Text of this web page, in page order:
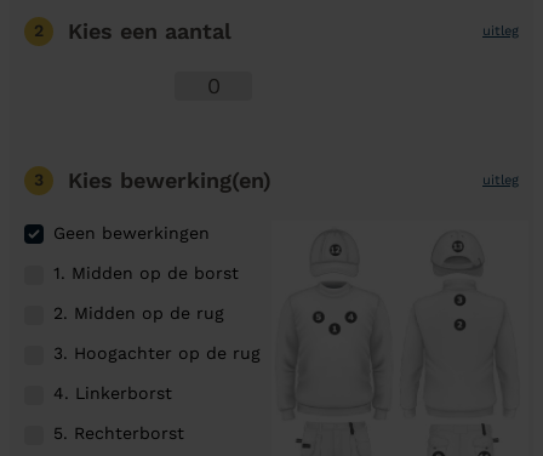
2 Kies een aantal uitleg
3 Kies bewerking(en) uitleg
Geen bewerkingen
1. Midden op de borst
2. Midden op de rug
3. Hoogachter op de rug
4. Linkerborst
5. Rechterborst